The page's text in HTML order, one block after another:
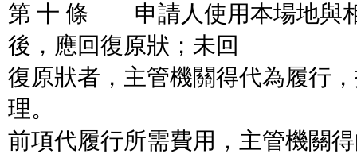
第 十 條 申請人使用本場地與
後，應回復原狀；未回
復原狀者，主管機關得代為履行
理。
前項代履行所需費用，主管機關